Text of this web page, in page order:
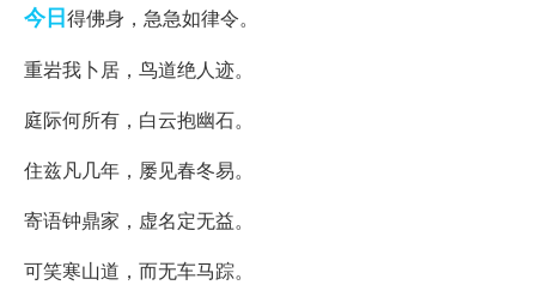
今日得佛身，急急如律令。
重岩我卜居，鸟道绝人迹。
庭际何所有，白云抱幽石。
住兹凡几年，屡见春冬易。
寄语钟鼎家，虚名定无益。
可笑寒山道，而无车马踪。